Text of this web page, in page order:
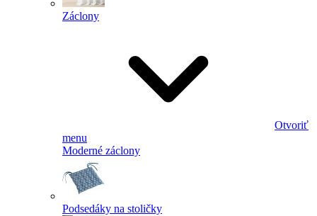
Záclony
Otvoriť
menu
Moderné záclony
Podsedáky na stoličky